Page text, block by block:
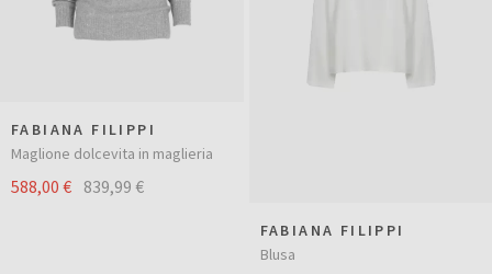
FABIANA FILIPPI
Maglione dolcevita in maglieria
588,00 € 839,99 €
FABIANA FILIPPI
Blusa